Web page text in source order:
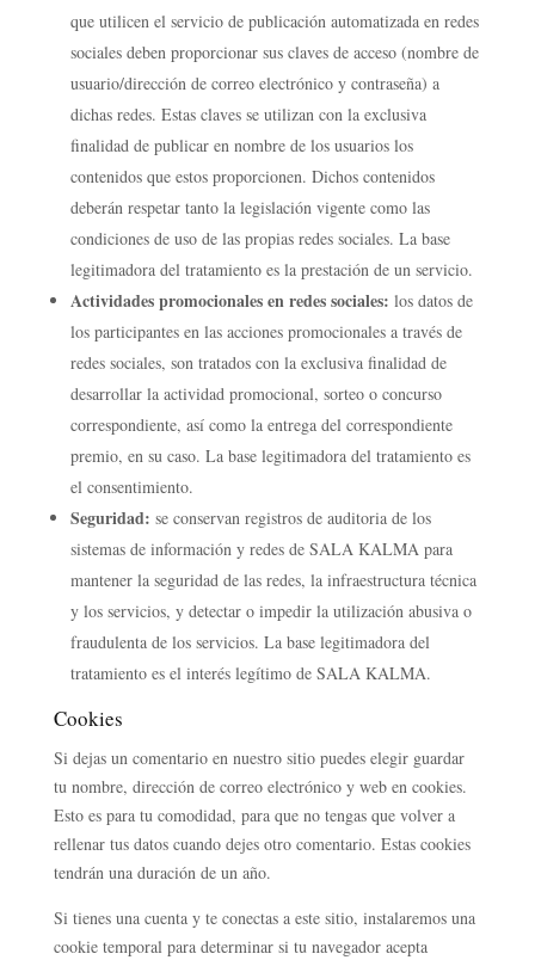
que utilicen el servicio de publicación automatizada en redes
sociales deben proporcionar sus claves de acceso (nombre de
usuario/dirección de correo electrónico y contraseña) a
dichas redes. Estas claves se utilizan con la exclusiva
finalidad de publicar en nombre de los usuarios los
contenidos que estos proporcionen. Dichos contenidos
deberán respetar tanto la legislación vigente como las
condiciones de uso de las propias redes sociales. La base
legitimadora del tratamiento es la prestación de un servicio.
Actividades promocionales en redes sociales: los datos de
los participantes en las acciones promocionales a través de
redes sociales, son tratados con la exclusiva finalidad de
desarrollar la actividad promocional, sorteo o concurso
correspondiente, así como la entrega del correspondiente
premio, en su caso. La base legitimadora del tratamiento es
el consentimiento.
Seguridad: se conservan registros de auditoria de los
sistemas de información y redes de SALA KALMA para
mantener la seguridad de las redes, la infraestructura técnica
y los servicios, y detectar o impedir la utilización abusiva o
fraudulenta de los servicios. La base legitimadora del
tratamiento es el interés legítimo de SALA KALMA.
Cookies
Si dejas un comentario en nuestro sitio puedes elegir guardar
tu nombre, dirección de correo electrónico y web en cookies.
Esto es para tu comodidad, para que no tengas que volver a
rellenar tus datos cuando dejes otro comentario. Estas cookies
tendrán una duración de un año.
Si tienes una cuenta y te conectas a este sitio, instalaremos una
cookie temporal para determinar si tu navegador acepta